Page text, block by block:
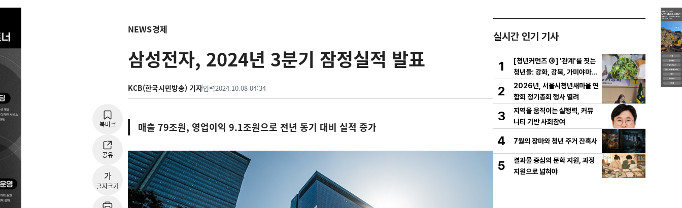
NEWS경제
삼성전자, 2024년 3분기 잠정실적 발표
KCB(한국시민방송) 기자입력2024.10.08 04:34
북마크
공유
가
글자크기
매출 79조원, 영업이익 9.1조원으로 전년 동기 대비 실적 증가
실시간 인기 기사
1
[청년커먼즈 ④] '관계'를 짓는
청년들: 강화, 강북, 가미야마의
실험
2
2026년, 서울시청년새마을 연
합회 정기총회 행사 열려
3
지역을 움직이는 실행력, 커뮤
니티 기반 사회참여
4 7월의 장마와 청년 주거 잔혹사
5
결과물 중심의 문학 지원, 과정
지원으로 넓혀야